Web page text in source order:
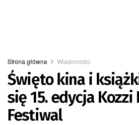
Strona główna Wiadomości
Święto kina i
się 15. edycja Kozzi
Festiwal